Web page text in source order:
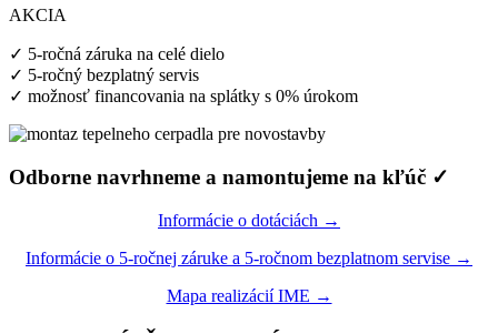
AKCIA
✓ 5-ročná záruka na celé dielo
✓ 5-ročný bezplatný servis
✓ možnosť financovania na splátky s 0% úrokom
Odborne navrhneme a namontujeme na kľúč ✓
Informácie o dotáciách →
Informácie o 5-ročnej záruke a 5-ročnom bezplatnom servise →
Mapa realizácií IME →